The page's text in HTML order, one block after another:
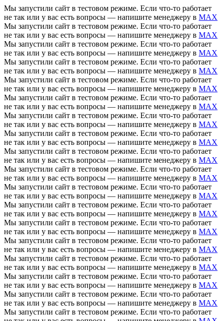
Мы запустили сайт в тестовом режиме. Если что-то работает
не так или у вас есть вопросы — напишите менеджеру в MAX
Мы запустили сайт в тестовом режиме. Если что-то работает
не так или у вас есть вопросы — напишите менеджеру в MAX
Мы запустили сайт в тестовом режиме. Если что-то работает
не так или у вас есть вопросы — напишите менеджеру в MAX
Мы запустили сайт в тестовом режиме. Если что-то работает
не так или у вас есть вопросы — напишите менеджеру в MAX
Мы запустили сайт в тестовом режиме. Если что-то работает
не так или у вас есть вопросы — напишите менеджеру в MAX
Мы запустили сайт в тестовом режиме. Если что-то работает
не так или у вас есть вопросы — напишите менеджеру в MAX
Мы запустили сайт в тестовом режиме. Если что-то работает
не так или у вас есть вопросы — напишите менеджеру в MAX
Мы запустили сайт в тестовом режиме. Если что-то работает
не так или у вас есть вопросы — напишите менеджеру в MAX
Мы запустили сайт в тестовом режиме. Если что-то работает
не так или у вас есть вопросы — напишите менеджеру в MAX
Мы запустили сайт в тестовом режиме. Если что-то работает
не так или у вас есть вопросы — напишите менеджеру в MAX
Мы запустили сайт в тестовом режиме. Если что-то работает
не так или у вас есть вопросы — напишите менеджеру в MAX
Мы запустили сайт в тестовом режиме. Если что-то работает
не так или у вас есть вопросы — напишите менеджеру в MAX
Мы запустили сайт в тестовом режиме. Если что-то работает
не так или у вас есть вопросы — напишите менеджеру в MAX
Мы запустили сайт в тестовом режиме. Если что-то работает
не так или у вас есть вопросы — напишите менеджеру в MAX
Мы запустили сайт в тестовом режиме. Если что-то работает
не так или у вас есть вопросы — напишите менеджеру в MAX
Мы запустили сайт в тестовом режиме. Если что-то работает
не так или у вас есть вопросы — напишите менеджеру в MAX
Мы запустили сайт в тестовом режиме. Если что-то работает
не так или у вас есть вопросы — напишите менеджеру в MAX
Мы запустили сайт в тестовом режиме. Если что-то работает